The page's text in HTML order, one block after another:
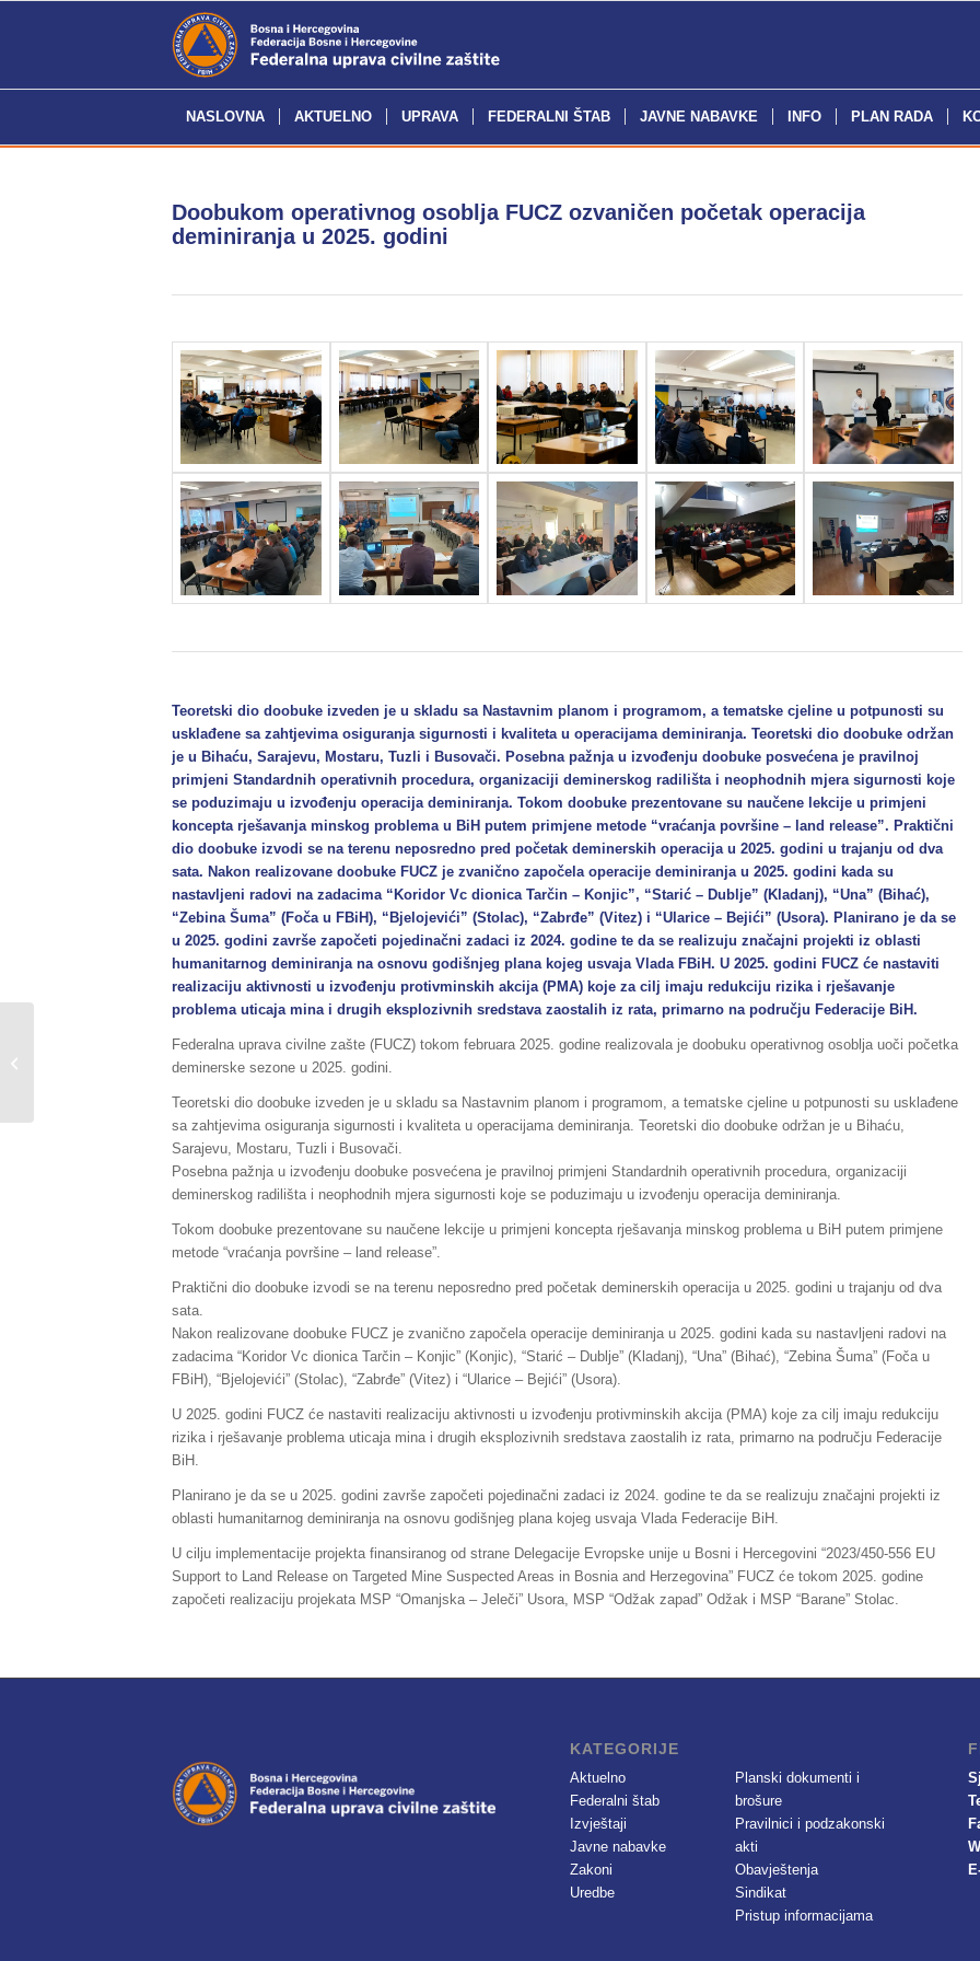
NASLOVNA AKTUELNO UPRAVA FEDERALNI ŠTAB JAVNE NABAVKE INFO PLAN RADA
Doobukom operativnog osoblja FUCZ ozvaničen početak operacija
deminiranja u 2025. godini
Teoretski dio doobuke izveden je u skladu sa Nastavnim planom i programom, a tematske cjeline u potpunosti su
usklađene sa zahtjevima osiguranja sigurnosti i kvaliteta u operacijama deminiranja. Teoretski dio doobuke održan
je u Bihaću, Sarajevu, Mostaru, Tuzli i Busovači. Posebna pažnja u izvođenju doobuke posvećena je pravilnoj
primjeni Standardnih operativnih procedura, organizaciji deminerskog radilišta i neophodnih mjera sigurnosti koje
se poduzimaju u izvođenju operacija deminiranja. Tokom doobuke prezentovane su naučene lekcije u primjeni
koncepta rješavanja minskog problema u BiH putem primjene metode “vraćanja površine – land release”. Praktični
dio doobuke izvodi se na terenu neposredno pred početak deminerskih operacija u 2025. godini u trajanju od dva
sata. Nakon realizovane doobuke FUCZ je zvanično započela operacije deminiranja u 2025. godini kada su
nastavljeni radovi na zadacima “Koridor Vc dionica Tarčin – Konjic”, “Starić – Dublje” (Kladanj), “Una” (Bihać),
“Zebina Šuma” (Foča u FBiH), “Bjelojevići” (Stolac), “Zabrđe” (Vitez) i “Ularice – Bejići” (Usora). Planirano je da se
u 2025. godini završe započeti pojedinačni zadaci iz 2024. godine te da se realizuju značajni projekti iz oblasti
humanitarnog deminiranja na osnovu godišnjeg plana kojeg usvaja Vlada FBiH. U 2025. godini FUCZ će nastaviti
realizaciju aktivnosti u izvođenju protivminskih akcija (PMA) koje za cilj imaju redukciju rizika i rješavanje
problema uticaja mina i drugih eksplozivnih sredstava zaostalih iz rata, primarno na području Federacije BiH.
Federalna uprava civilne zašte (FUCZ) tokom februara 2025. godine realizovala je doobuku operativnog osoblja uoči početka
deminerske sezone u 2025. godini.
Teoretski dio doobuke izveden je u skladu sa Nastavnim planom i programom, a tematske cjeline u potpunosti su usklađene
sa zahtjevima osiguranja sigurnosti i kvaliteta u operacijama deminiranja. Teoretski dio doobuke održan je u Bihaću,
Sarajevu, Mostaru, Tuzli i Busovači.
Posebna pažnja u izvođenju doobuke posvećena je pravilnoj primjeni Standardnih operativnih procedura, organizaciji
deminerskog radilišta i neophodnih mjera sigurnosti koje se poduzimaju u izvođenju operacija deminiranja.
Tokom doobuke prezentovane su naučene lekcije u primjeni koncepta rješavanja minskog problema u BiH putem primjene
metode “vraćanja površine – land release”.
Praktični dio doobuke izvodi se na terenu neposredno pred početak deminerskih operacija u 2025. godini u trajanju od dva
sata.
Nakon realizovane doobuke FUCZ je zvanično započela operacije deminiranja u 2025. godini kada su nastavljeni radovi na
zadacima “Koridor Vc dionica Tarčin – Konjic” (Konjic), “Starić – Dublje” (Kladanj), “Una” (Bihać), “Zebina Šuma” (Foča u
FBiH), “Bjelojevići” (Stolac), “Zabrđe” (Vitez) i “Ularice – Bejići” (Usora).
U 2025. godini FUCZ će nastaviti realizaciju aktivnosti u izvođenju protivminskih akcija (PMA) koje za cilj imaju redukciju
rizika i rješavanje problema uticaja mina i drugih eksplozivnih sredstava zaostalih iz rata, primarno na području Federacije
BiH.
Planirano je da se u 2025. godini završe započeti pojedinačni zadaci iz 2024. godine te da se realizuju značajni projekti iz
oblasti humanitarnog deminiranja na osnovu godišnjeg plana kojeg usvaja Vlada Federacije BiH.
U cilju implementacije projekta finansiranog od strane Delegacije Evropske unije u Bosni i Hercegovini “2023/450-556 EU
Support to Land Release on Targeted Mine Suspected Areas in Bosnia and Herzegovina” FUCZ će tokom 2025. godine
započeti realizaciju projekata MSP “Omanjska – Jeleči” Usora, MSP “Odžak zapad” Odžak i MSP “Barane” Stolac.
KATEGORIJE
Aktuelno
Federalni štab
Izvještaji
Javne nabavke
Zakoni
Uredbe
Planski dokumenti i
brošure
Pravilnici i podzakonski
akti
Obavještenja
Sindikat
Pristup informacijama
nesreća na području...